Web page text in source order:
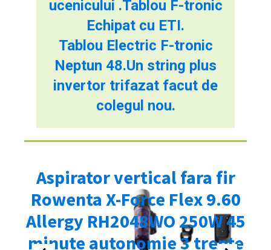
ucenicului .Tablou F-tronic
Echipat cu ETI.
Tablou Electric F-tronic
Neptun 48.Un string plus
invertor trifazat facut de
colegul nou.